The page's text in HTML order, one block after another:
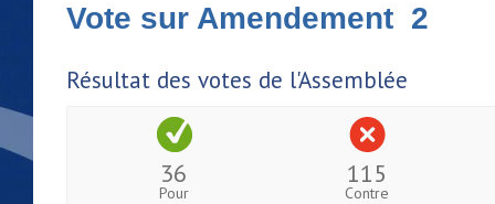
Vote sur Amendement 2
Résultat des votes de l'Assemblée
36
Pour
115
Contre